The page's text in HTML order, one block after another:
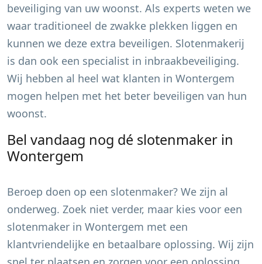
beveiliging van uw woonst. Als experts weten we
waar traditioneel de zwakke plekken liggen en
kunnen we deze extra beveiligen. Slotenmakerij
is dan ook een specialist in inbraakbeveiliging.
Wij hebben al heel wat klanten in Wontergem
mogen helpen met het beter beveiligen van hun
woonst.
Bel vandaag nog dé slotenmaker in
Wontergem
Beroep doen op een slotenmaker? We zijn al
onderweg. Zoek niet verder, maar kies voor een
slotenmaker in Wontergem met een
klantvriendelijke en betaalbare oplossing. Wij zijn